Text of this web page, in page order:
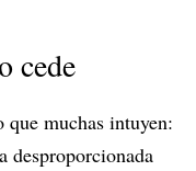
cede
muchas intuyen:
desproporcionada